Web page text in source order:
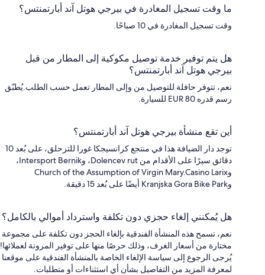
ما وقت تسجيل المغادرة في بيرجي هوتل آند أبارتمنتس؟
وقت تسجيل المغادرة في 10 صباحًا.
هل يتم توفير خدمة توصيل مكوكية إلى المطار من قبل
بيرجي هوتل آند أبارتمنتس؟
نعم، تتوفر حافلة للتوصيل من وإلى المطار تعمل حسب الطلب.يُطبّق
رسم قدره EUR 80 للسيارة.
أين تقع منشأة بيرجي هوتل آند أبارتمنتس؟
توجد دار الضيافة هذا في منتجع كرانسيجكا غورا للتزحلق، على بُعد 10
دقائق سيرًا على الأقدام من Dolencev rut، وIntersport Bernik،
وChurch of the Assumption of Virgin Mary.Casino Larix
وKranjska Gora Bike Park أيضًا على بُعد 15 دقيقة.
هل يُمكنني إلغاء حجزي دون تكلفة واسترداد أموالي بالكامل؟
نعم، تسمح هذه المنشأة الفندقية بإلغاء الحجز دون تكلفة على مجموعة
مختارة من أسعار الغرف، وذلك حرصًا منها على توفير المرونة لعملائها!
يُرجى الرجوع إلى سياسة الإلغاء الخاصة بالمنشأة الفندقية على موقعنا
لمعرفة المزيد من التفاصيل بشأن أي استثناءات أو متطلبات.